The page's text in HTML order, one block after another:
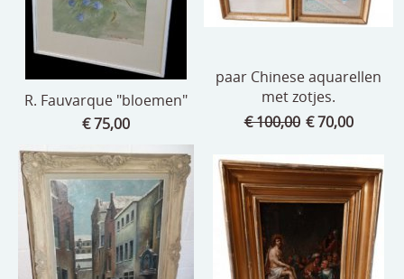
R. Fauvarque "bloemen"
€ 75,00
paar Chinese aquarellen
met zotjes.
€ 100,00 € 70,00